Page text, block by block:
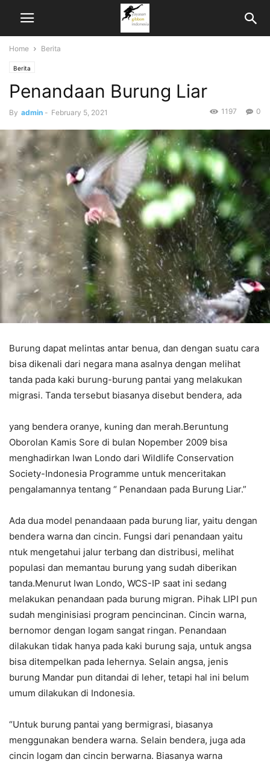
Home Berita
Berita
Penandaan Burung Liar
By admin - February 5, 2021 0
1197
Burung dapat melintas antar benua, dan dengan suatu cara
bisa dikenali dari negara mana asalnya dengan melihat
tanda pada kaki burung-burung pantai yang melakukan
migrasi. Tanda tersebut biasanya disebut bendera, ada
yang bendera oranye, kuning dan merah.Beruntung
Oborolan Kamis Sore di bulan Nopember 2009 bisa
menghadirkan Iwan Londo dari Wildlife Conservation
Society-Indonesia Programme untuk menceritakan
pengalamannya tentang “ Penandaan pada Burung Liar.”
Ada dua model penandaaan pada burung liar, yaitu dengan
bendera warna dan cincin. Fungsi dari penandaan yaitu
ntuk mengetahui jalur terbang dan distribusi, melihat
populasi dan memantau burung yang sudah diberikan
tanda.Menurut Iwan Londo, WCS-IP saat ini sedang
melakukan penandaan pada burung migran. Pihak LIPI pun
sudah menginisiasi program pencincinan. Cincin warna,
bernomor dengan logam sangat ringan. Penandaan
dilakukan tidak hanya pada kaki burung saja, untuk angsa
bisa ditempelkan pada lehernya. Selain angsa, jenis
burung Mandar pun ditandai di leher, tetapi hal ini belum
umum dilakukan di Indonesia.
“Untuk burung pantai yang bermigrasi, biasanya
menggunakan bendera warna. Selain bendera, juga ada
cincin logam dan cincin berwarna. Biasanya warna